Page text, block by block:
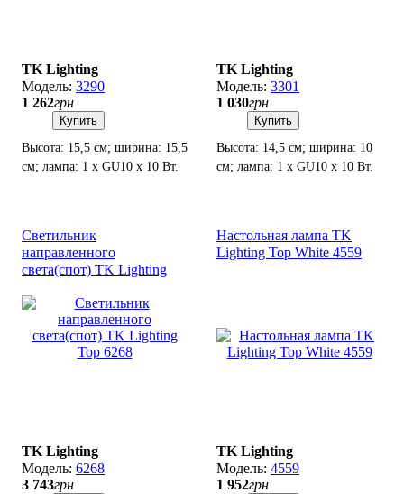
TK Lighting
3290
1 262грн
Купить
Высота: 15,5 см; ширина: 15,5
см; лампа: 1 х GU10 х 10 Вт.
TK Lighting
3301
1 030грн
Купить
Высота: 14,5 см; ширина: 10
см; лампа: 1 х GU10 х 10 Вт.
Светильник
направленного
света(спот) TK Lighting
TK Lighting
6268
3 743грн
Настольная лампа TK
Lighting Top White 4559
TK Lighting
4559
1 952грн